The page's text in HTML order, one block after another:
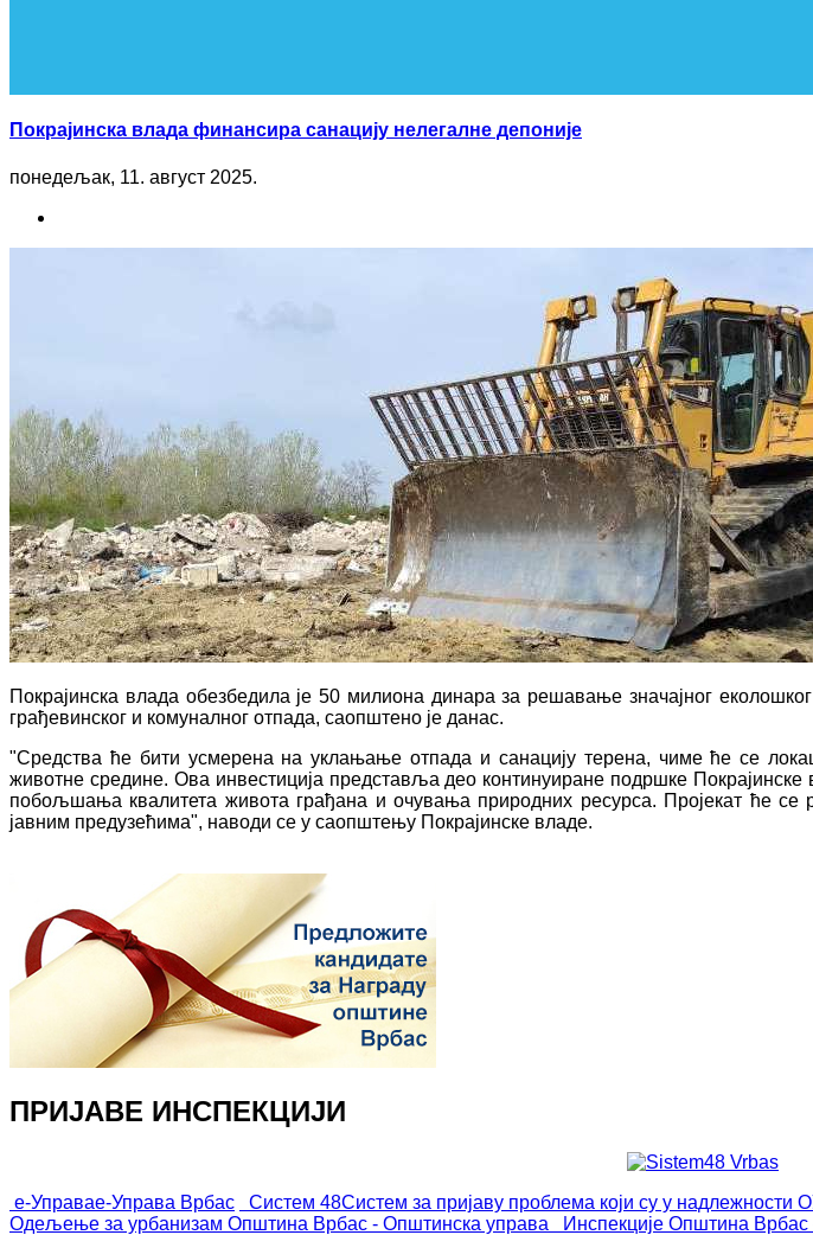
Покрајинска влада финансира санацију нелегалне депоније
понедељак, 11. август 2025.
Покрајинска влада обезбедила је 50 милиона динара за решавање значајног
грађевинског и комуналног отпада, саопштено је данас.
"Средства ће бити усмерена на уклањање отпада и санацију терена, чиме ће се
животне средине. Ова инвестиција представља део континуиране подршке
побољшања квалитета живота грађана и очувања природних ресурса. Пројекат ће
јавним предузећима", наводи се у саопштењу Покрајинске владе.
ПРИЈАВЕ ИНСПЕКЦИЈИ
е-Управае-Управа Врбас Систем 48Систем за пријаву проблема који су у надлежности
Одељење за урбанизам Општина Врбас - Општинска управа Инспекције Општина Врбас